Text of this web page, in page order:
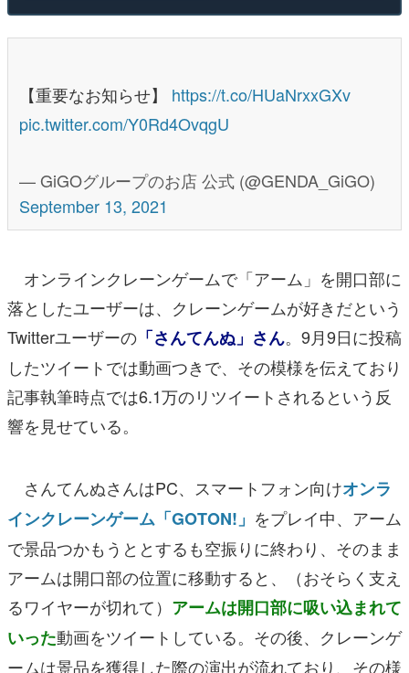
【重要なお知らせ】 https://t.co/HUaNrxxGXv
pic.twitter.com/Y0Rd4OvqgU
— GiGOグループのお店 公式 (@GENDA_GiGO)
September 13, 2021
オンラインクレーンゲームで「アーム」を開口部に
落としたユーザーは、クレーンゲームが好きだという
Twitterユーザーの 「さんてんぬ」さん。9月9日に投稿
したツイートでは動画つきで、その模様を伝えており
記事執筆時点では6.1万のリツイートされるという反
響を見せている。
さんてんぬさんはPC、スマートフォン向けオンラ
インクレーンゲーム「GOTON!」 をプレイ中、アーム
で景品つかもうととするも空振りに終わり、そのまま
アームは開口部の位置に移動すると、（おそらく支え
るワイヤーが切れて） アームは開口部に吸い込まれて
いった動画をツイートしている。その後、クレーンゲ
ームは景品を獲得した際の演出が流れており、その様